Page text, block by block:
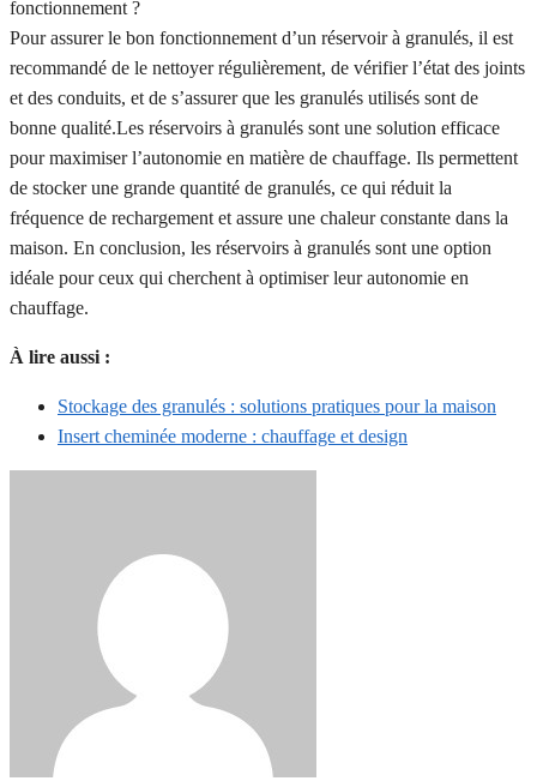
fonctionnement ?
Pour assurer le bon fonctionnement d’un réservoir à granulés, il est
recommandé de le nettoyer régulièrement, de vérifier l’état des joints
et des conduits, et de s’assurer que les granulés utilisés sont de
bonne qualité.Les réservoirs à granulés sont une solution efficace
pour maximiser l’autonomie en matière de chauffage. Ils permettent
de stocker une grande quantité de granulés, ce qui réduit la
fréquence de rechargement et assure une chaleur constante dans la
maison. En conclusion, les réservoirs à granulés sont une option
idéale pour ceux qui cherchent à optimiser leur autonomie en
chauffage.
À lire aussi :
Stockage des granulés : solutions pratiques pour la maison
Insert cheminée moderne : chauffage et design